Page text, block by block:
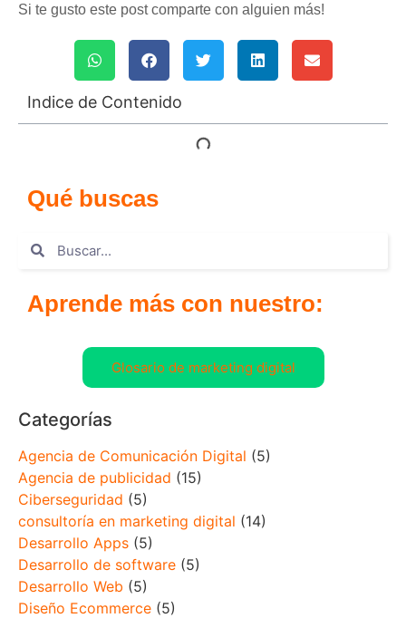
Si te gusto este post comparte con alguien más!
Indice de Contenido
Qué buscas
Aprende más con nuestro:
Glosario de marketing digital
Categorías
Agencia de Comunicación Digital (5)
Agencia de publicidad (15)
Ciberseguridad (5)
consultoría en marketing digital (14)
Desarrollo Apps (5)
Desarrollo de software (5)
Desarrollo Web (5)
Diseño Ecommerce (5)